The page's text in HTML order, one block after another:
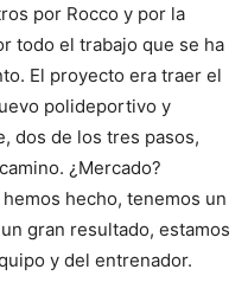
por Rocco y por la
todo el trabajo que se ha
El proyecto era traer el
polideportivo y
dos de los tres pasos,
¿Mercado?
hecho, tenemos un
gran resultado, estamos
y del entrenador.